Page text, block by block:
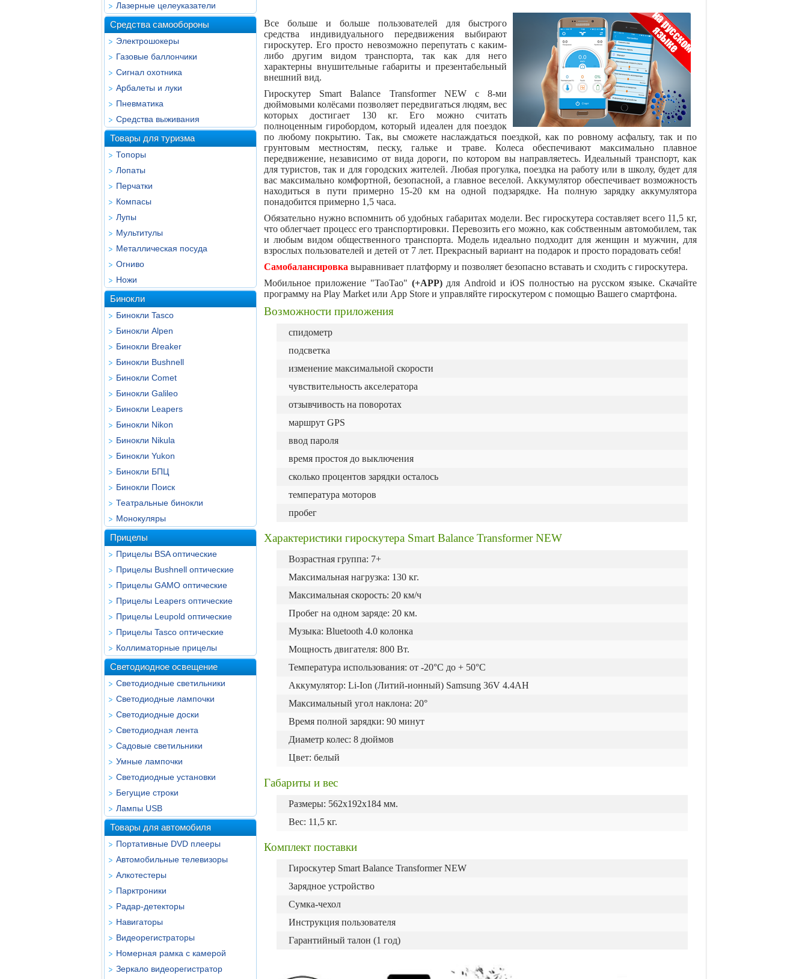
Лазерные целеуказатели
Средства самообороны
Электрошокеры
Газовые баллончики
Сигнал охотника
Арбалеты и луки
Пневматика
Средства выживания
Товары для туризма
Топоры
Лопаты
Перчатки
Компасы
Лупы
Мультитулы
Металлическая посуда
Огниво
Ножи
Бинокли
Бинокли Tasco
Бинокли Alpen
Бинокли Breaker
Бинокли Bushnell
Бинокли Comet
Бинокли Galileo
Бинокли Leapers
Бинокли Nikon
Бинокли Nikula
Бинокли Yukon
Бинокли БПЦ
Бинокли Поиск
Театральные бинокли
Монокуляры
Прицелы
Прицелы BSA оптические
Прицелы Bushnell оптические
Прицелы GAMO оптические
Прицелы Leapers оптические
Прицелы Leupold оптические
Прицелы Tasco оптические
Коллиматорные прицелы
Светодиодное освещение
Светодиодные светильники
Светодиодные лампочки
Светодиодные доски
Светодиодная лента
Садовые светильники
Умные лампочки
Светодиодные установки
Бегущие строки
Лампы USB
Товары для автомобиля
Портативные DVD плееры
Автомобильные телевизоры
Алкотестеры
Парктроники
Радар-детекторы
Навигаторы
Видеорегистраторы
Номерная рамка с камерой
Зеркало видеорегистратор
Все больше и больше пользователей для быстрого
средства индивидуального передвижения выбирают
гироскутер. Его просто невозможно перепутать с каким-
либо другим видом транспорта, так как для него
характерны внушительные габариты и презентабельный
внешний вид.
Гироскутер Smart Balance Transformer NEW с 8-ми
дюймовыми колёсами позволяет передвигаться людям, вес
которых достигает 130 кг. Его можно считать
полноценным гиробордом, который идеален для поездок
по любому покрытию. Так, вы сможете наслаждаться поездкой, как по ровному асфальту, так и по
грунтовым местностям, песку, гальке и траве. Колеса обеспечивают максимально плавное
передвижение, независимо от вида дороги, по котором вы направляетесь. Идеальный транспорт, как
для туристов, так и для городских жителей. Любая прогулка, поездка на работу или в школу, будет для
вас максимально комфортной, безопасной, а главное веселой. Аккумулятор обеспечивает возможность
находиться в пути примерно 15-20 км на одной подзарядке. На полную зарядку аккумулятора
понадобится примерно 1,5 часа.
Обязательно нужно вспомнить об удобных габаритах модели. Вес гироскутера составляет всего 11,5 кг,
что облегчает процесс его транспортировки. Перевозить его можно, как собственным автомобилем, так
и любым видом общественного транспорта. Модель идеально подходит для женщин и мужчин, для
взрослых пользователей и детей от 7 лет. Прекрасный вариант на подарок и просто порадовать себя!
Самобалансировка выравнивает платформу и позволяет безопасно вставать и сходить с гироскутера.
Мобильное приложение "TaoTao" (+APP) для Android и iOS полностью на русском языке. Скачайте
программу на Play Market или App Store и управляйте гироскутером с помощью Вашего смартфона.
Возможности приложения
спидометр
подсветка
изменение максимальной скорости
чувствительность акселератора
отзывчивость на поворотах
маршрут GPS
ввод пароля
время простоя до выключения
сколько процентов зарядки осталось
температура моторов
пробег
Характеристики гироскутера Smart Balance Transformer NEW
Возрастная группа: 7+
Максимальная нагрузка: 130 кг.
Максимальная скорость: 20 км/ч
Пробег на одном заряде: 20 км.
Музыка: Bluetooth 4.0 колонка
Мощность двигателя: 800 Вт.
Температура использования: от -20°C до + 50°C
Аккумулятор: Li-Ion (Литий-ионный) Samsung 36V 4.4AH
Максимальный угол наклона: 20°
Время полной зарядки: 90 минут
Диаметр колес: 8 дюймов
Цвет: белый
Габариты и вес
Размеры: 562х192х184 мм.
Вес: 11,5 кг.
Комплект поставки
Гироскутер Smart Balance Transformer NEW
Зарядное устройство
Сумка-чехол
Инструкция пользователя
Гарантийный талон (1 год)